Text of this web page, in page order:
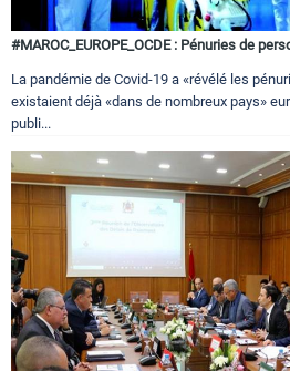
#MAROC_EUROPE_OCDE : Pénuries de
La pandémie de Covid-19 a «révélé les
existaient déjà «dans de nombreux pays»
publi...